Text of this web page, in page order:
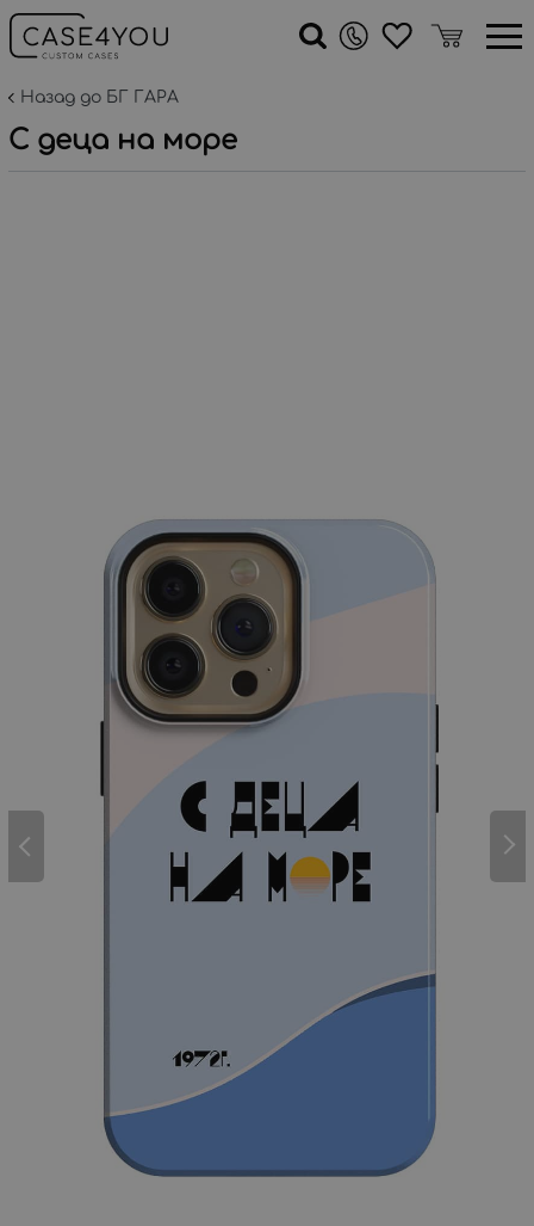
Назад до БГ ГАРА
С деца на море